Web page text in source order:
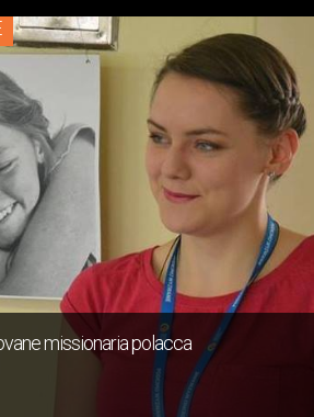
missionaria polacca